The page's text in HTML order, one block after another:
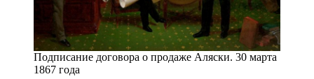
Подписание договора о продаже Аляски. 30 марта
1867 года